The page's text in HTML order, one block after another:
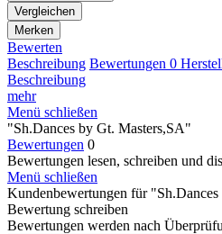
Vergleichen
Merken
Bewerten
Beschreibung Bewertungen 0
Beschreibung
mehr
Menü schließen
"Sh.Dances by Gt. Masters,SA"
Bewertungen 0
Bewertungen lesen, schreiben und
Menü schließen
Kundenbewertungen für
Bewertung schreiben
Bewertungen werden nach